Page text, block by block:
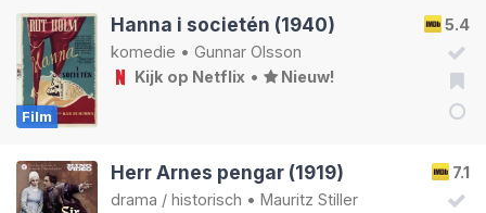
Film
5.4
Hanna i societén (1940)
komedie • Gunnar Olsson
Kijk op Netflix • Nieuw!
7.1
Herr Arnes pengar (1919)
drama / historisch • Mauritz Stiller